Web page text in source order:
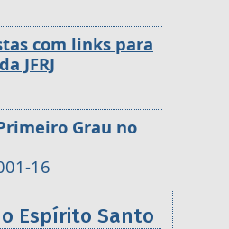
com links para
JFRJ
Grau no
16
Espírito Santo